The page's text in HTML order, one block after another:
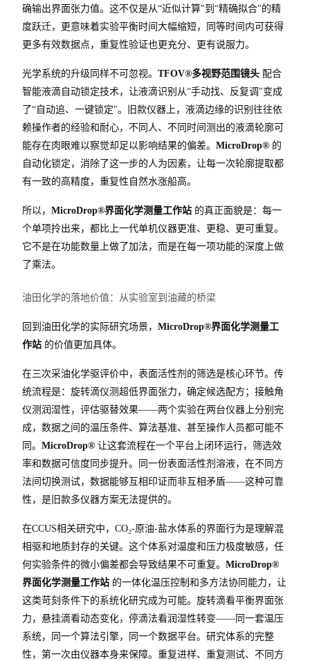
确输出界面张力值。这不仅是从“近似计算"到“精确拟合"的精
度跃迁，更意味着实验平衡时间大幅缩短，同等时间内可获得
更多有效数据点，重复性验证也更充分、更有说服力。
光学系统的升级同样不可忽视。TFOV®多视野范围镜头 配合
智能液滴自动锁定技术，让液滴识别从“手动找、反复调"变成
了“自动追、一键锁定"。旧款仪器上，液滴边缘的识别往往依
赖操作者的经验和耐心，不同人、不同时间测出的液滴轮廓可
能存在肉眼难以察觉却足以影响结果的偏差。MicroDrop® 的
自动化锁定，消除了这一步的人为因素，让每一次轮廓提取都
有一致的高精度，重复性自然水涨船高。
所以，MicroDrop®界面化学测量工作站 的真正面貌是：每一
个单项拎出来，都比上一代单机仪器更准、更稳、更可重复。
它不是在功能数量上做了加法，而是在每一项功能的深度上做
了乘法。
油田化学的落地价值：从实验室到油藏的桥梁
回到油田化学的实际研究场景，MicroDrop®界面化学测量工
作站 的价值更加具体。
在三次采油化学驱评价中，表面活性剂的筛选是核心环节。传
统流程是：旋转滴仪测超低界面张力，确定候选配方；接触角
仪测润湿性，评估驱替效果——两个实验在两台仪器上分别完
成，数据之间的温压条件、算法基准、甚至操作人员都可能不
同。MicroDrop® 让这套流程在一个平台上闭环运行，筛选效
率和数据可信度同步提升。同一份表面活性剂溶液，在不同方
法间切换测试，数据能够互相印证而非互相矛盾——这种可靠
性，是旧款多仪器方案无法提供的。
在CCUS相关研究中，CO₂-原油-盐水体系的界面行为是理解混
相驱和地质封存的关键。这个体系对温度和压力极度敏感，任
何实验条件的微小偏差都会导致结果不可重复。MicroDrop®
界面化学测量工作站 的一体化温压控制和多方法协同能力，让
这类苛刻条件下的系统化研究成为可能。旋转滴看平衡界面张
力，悬挂滴看动态变化，停滴法看润湿性转变——同一套温压
系统，同一个算法引擎，同一个数据平台。研究体系的完整
性，第一次由仪器本身来保障。重复进样、重复测试、不同方